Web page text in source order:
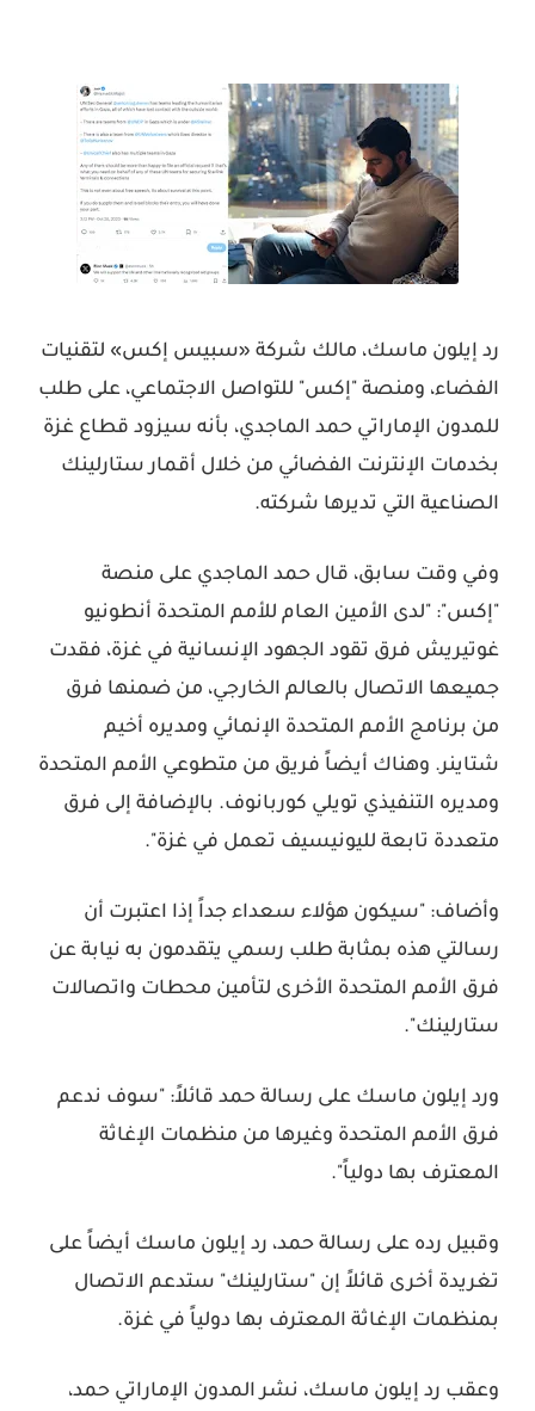
رد إيلون ماسك، مالك شركة «سبيس إكس» لتقنيات
الفضاء، ومنصة "إكس" للتواصل الاجتماعي، على طلب
للمدون الإماراتي حمد الماجدي، بأنه سيزود قطاع غزة
بخدمات الإنترنت الفضائي من خلال أقمار ستارلينك
الصناعية التي تديرها شركته.
وفي وقت سابق، قال حمد الماجدي على منصة
"إكس": "لدى الأمين العام للأمم المتحدة أنطونيو
غوتيريش فرق تقود الجهود الإنسانية في غزة، فقدت
جميعها الاتصال بالعالم الخارجي، من ضمنها فرق
من برنامج الأمم المتحدة الإنمائي ومديره أخيم
شتاينر. وهناك أيضاً فريق من متطوعي الأمم المتحدة
ومديره التنفيذي تويلي كوربانوف. بالإضافة إلى فرق
متعددة تابعة لليونيسيف تعمل في غزة".
وأضاف: "سيكون هؤلاء سعداء جداً إذا اعتبرت أن
رسالتي هذه بمثابة طلب رسمي يتقدمون به نيابة عن
فرق الأمم المتحدة الأخرى لتأمين محطات واتصالات
ستارلينك".
ورد إيلون ماسك على رسالة حمد قائلاً: "سوف ندعم
فرق الأمم المتحدة وغيرها من منظمات الإغاثة
المعترف بها دولياً".
وقبيل رده على رسالة حمد، رد إيلون ماسك أيضاً على
تغريدة أخرى قائلاً إن "ستارلينك" ستدعم الاتصال
بمنظمات الإغاثة المعترف بها دولياً في غزة.
وعقب رد إيلون ماسك، نشر المدون الإماراتي حمد،